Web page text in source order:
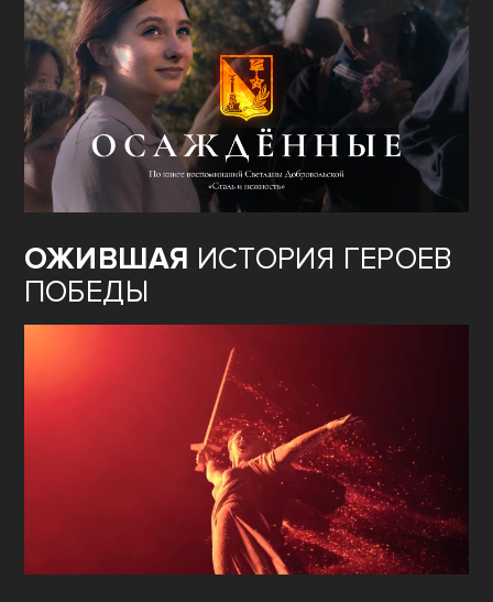
ОЖИВШАЯ ИСТОРИЯ ГЕРОЕВ
ПОБЕДЫ